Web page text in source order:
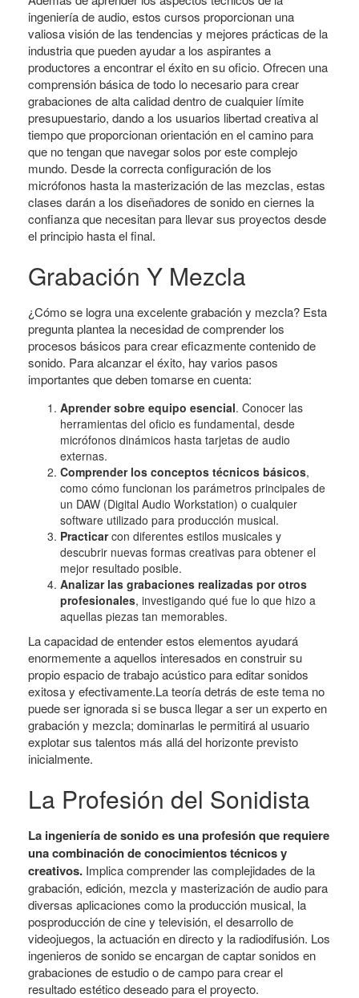
ingeniería de audio, estos cursos proporcionan una
valiosa visión de las tendencias y mejores prácticas de la
industria que pueden ayudar a los aspirantes a
productores a encontrar el éxito en su oficio. Ofrecen una
comprensión básica de todo lo necesario para crear
grabaciones de alta calidad dentro de cualquier límite
presupuestario, dando a los usuarios libertad creativa al
tiempo que proporcionan orientación en el camino para
que no tengan que navegar solos por este complejo
mundo. Desde la correcta configuración de los
micrófonos hasta la masterización de las mezclas, estas
clases darán a los diseñadores de sonido en ciernes la
confianza que necesitan para llevar sus proyectos desde
el principio hasta el final.
Grabación Y Mezcla
¿Cómo se logra una excelente grabación y mezcla? Esta
pregunta plantea la necesidad de comprender los
procesos básicos para crear eficazmente contenido de
sonido. Para alcanzar el éxito, hay varios pasos
importantes que deben tomarse en cuenta:
Aprender sobre equipo esencial. Conocer las
herramientas del oficio es fundamental, desde
micrófonos dinámicos hasta tarjetas de audio
externas.
Comprender los conceptos técnicos básicos,
como cómo funcionan los parámetros principales de
un DAW (Digital Audio Workstation) o cualquier
software utilizado para producción musical.
Practicarcon diferentes estilos musicales y
descubrir nuevas formas creativas para obtener el
mejor resultado posible.
Analizar las grabaciones realizadas por otros
profesionales, investigando qué fue lo que hizo a
aquellas piezas tan memorables.
La capacidad de entender estos elementos ayudará
enormemente a aquellos interesados en construir su
propio espacio de trabajo acústico para editar sonidos
exitosa y efectivamente.La teoría detrás de este tema no
puede ser ignorada si se busca llegar a ser un experto en
grabación y mezcla; dominarlas le permitirá al usuario
explotar sus talentos más allá del horizonte previsto
inicialmente.
La Profesión del Sonidista
La ingeniería de sonido es una profesión que requiere
una combinación de conocimientos técnicos y
creativos. Implica comprender las complejidades de la
grabación, edición, mezcla y masterización de audio para
diversas aplicaciones como la producción musical, la
posproducción de cine y televisión, el desarrollo de
videojuegos, la actuación en directo y la radiodifusión. Los
ingenieros de sonido se encargan de captar sonidos en
grabaciones de estudio o de campo para crear el
resultado estético deseado para el proyecto.